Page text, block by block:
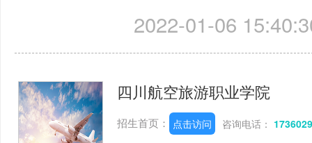
2022-01-06
四川航空旅游职业学院
招生首页： 点击访问 咨询电话：